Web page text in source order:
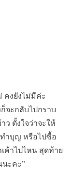
คงยังไม่มีค่ะ
จะกลับไปกราบ
ว ตั้งใจว่าจะให้
ำบุญ หรือไปซื้อ
ค้าไปไหน สุดท้าย
ะคะ”